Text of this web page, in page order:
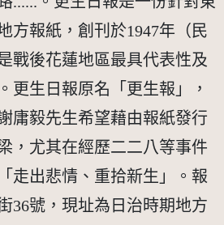
方報紙，創刊於1947年（民
戰後花蓮地區最具代表性及
更生日報原名「更生報」，
庸毅先生希望藉由報紙發行
，尤其在經歷二二八等事件
走出悲情、重拾新生」。報
36號，現址為日治時期地方